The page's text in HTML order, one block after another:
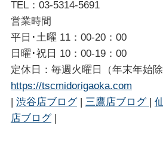
TEL：03-5314-5691
営業時間
平日･土曜 11：00-20：00
日曜･祝日 10：00-19：00
定休日：毎週火曜日（年末年始除
https://tscmidorigaoka.com
渋谷店ブログ| 三鷹店ブログ
店ブログ|